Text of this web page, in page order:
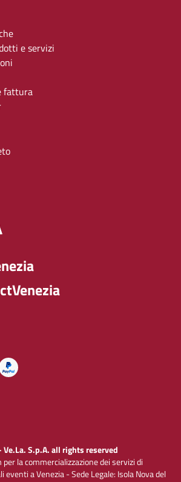
e servizi
fattura
S.p.A. all rights reserved
la commercializzazione dei servizi di
eventi a Venezia - Sede Legale: Isola Nova del